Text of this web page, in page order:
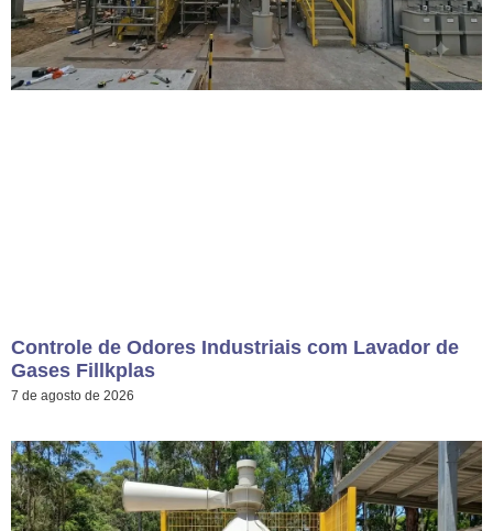
Controle de Odores Industriais com Lavador de
Gases Fillkplas
7 de agosto de 2026